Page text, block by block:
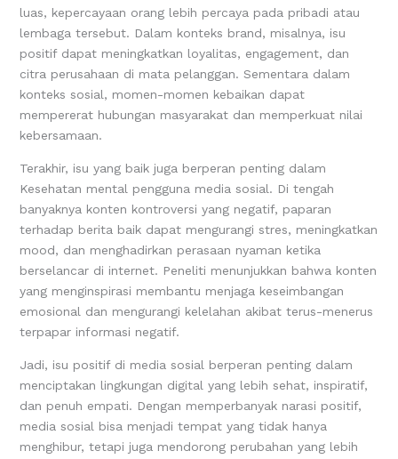
luas, kepercayaan orang lebih percaya pada pribadi atau
lembaga tersebut. Dalam konteks brand, misalnya, isu
positif dapat meningkatkan loyalitas, engagement, dan
citra perusahaan di mata pelanggan. Sementara dalam
konteks sosial, momen-momen kebaikan dapat
mempererat hubungan masyarakat dan memperkuat nilai
kebersamaan.
Terakhir, isu yang baik juga berperan penting dalam
Kesehatan mental pengguna media sosial. Di tengah
banyaknya konten kontroversi yang negatif, paparan
terhadap berita baik dapat mengurangi stres, meningkatkan
mood, dan menghadirkan perasaan nyaman ketika
berselancar di internet. Peneliti menunjukkan bahwa konten
yang menginspirasi membantu menjaga keseimbangan
emosional dan mengurangi kelelahan akibat terus-menerus
terpapar informasi negatif.
Jadi, isu positif di media sosial berperan penting dalam
menciptakan lingkungan digital yang lebih sehat, inspiratif,
dan penuh empati. Dengan memperbanyak narasi positif,
media sosial bisa menjadi tempat yang tidak hanya
menghibur, tetapi juga mendorong perubahan yang lebih